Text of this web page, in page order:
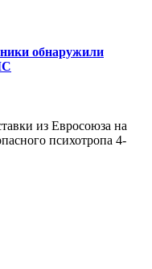
обнаружили
психотропа 4-